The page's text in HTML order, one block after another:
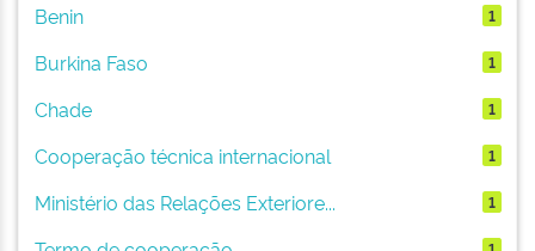
Benin 1
Burkina Faso 1
Chade 1
Cooperação técnica internacional 1
Ministério das Relações Exteriore... 1